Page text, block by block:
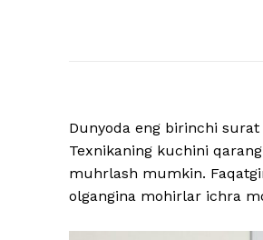
Dunyoda eng birinchi
Texnikaning kuchini
muhrlash mumkin.
olgangina mohirlar ichra